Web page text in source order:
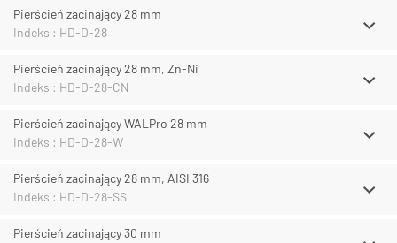
Pierścień zacinający 28 mm
Indeks : HD-D-28
Pierścień zacinający 28 mm, Zn-Ni
Indeks : HD-D-28-CN
Pierścień zacinający WALPro 28 mm
Indeks : HD-D-28-W
Pierścień zacinający 28 mm, AISI 316
Indeks : HD-D-28-SS
Pierścień zacinający 30 mm